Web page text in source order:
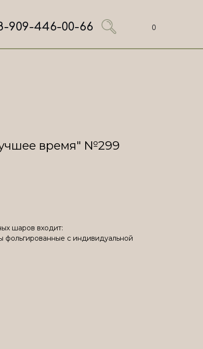
0
909-446-00-66
время" №299
шаров входит:
фольгированные с индивидуальной